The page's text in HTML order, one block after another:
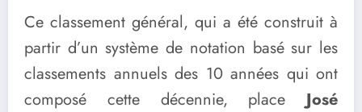
Ce classement général, qui a été construit à
partir d’un système de notation basé sur les
classements annuels des 10 années qui ont
composé cette décennie, place José